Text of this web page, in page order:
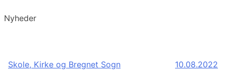
Nyheder
Skole, Kirke og Bregnet Sogn 10.08.2022